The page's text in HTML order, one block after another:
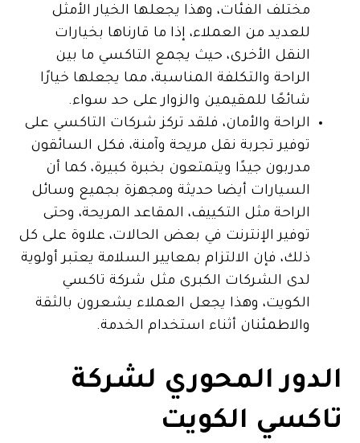
مختلف الفئات، وهذا يجعلها الخيار الأمثل
للعديد من العملاء، إذا ما قارناها بخيارات
النقل الأخرى، حيث يجمع التاكسي ما بين
الراحة والتكلفة المناسبة، مما يجعلها خيارًا
شائعًا للمقيمين والزوار على حد سواء.
الراحة والأمان، فلقد تركز شركات التاكسي على
توفير تجربة نقل مريحة وآمنة، فكل السائقون
مدربون جيدًا ويتمتعون بخبرة كبيرة، كما أن
السيارات أيضا حديثة ومجهزة بجميع وسائل
الراحة مثل التكييف، المقاعد المريحة، وحتى
توفير الإنترنت في بعض الحالات، علاوة على كل
ذلك، فإن الالتزام بمعايير السلامة يعتبر أولوية
لدى الشركات الكبرى مثل شركة تاكسي
الكويت، وهذا يجعل العملاء يشعرون بالثقة
والاطمئنان أثناء استخدام الخدمة.
الدور المحوري لشركة
تاكسي الكويت